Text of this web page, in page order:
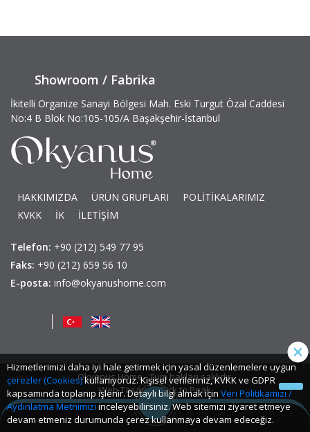
Showroom / Fabrika
İkitelli Organize Sanayi Bölgesi Mah. Eski Turgut Özal Caddesi
No:4 B Blok No:105-105/A Başakşehir-İstanbul
HAKKIMIZDA ÜRÜN GRUPLARI
POLİTİKALARIMIZ
KVKK
İK İLETİŞİM
Telefon: +90 (212) 549 77 95
Faks: +90 (212) 659 56 10
E-posta: info@okyanushome.com
Okyanus Home - Tüm hakları saklıdır.
Web Tasarım: Click to Peak
Hizmetlerimizi daha iyi hale getirmek için yasal düzenlemelere uygun
çerezler (Cookies)kullanıyoruz. Kişisel verileriniz, KVKK ve GDPR
kapsamında toplanıp işlenir. Detaylı bilgi almak için Veri Politikamızı /
Aydınlatma Metnimiziinceleyebilirsiniz. Web sitemizi ziyaret etmeye
devam etmeniz durumunda çerez kullanmaya devam edeceğiz.